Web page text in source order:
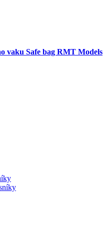
vaku Safe bag RMT Models